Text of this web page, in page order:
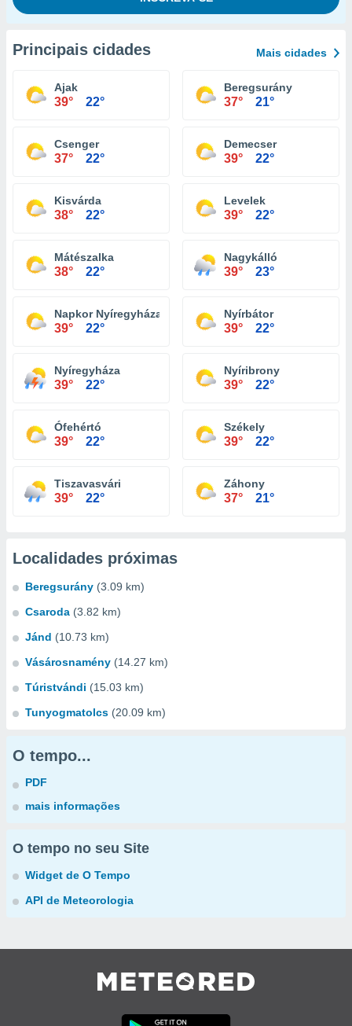
Principais cidades Mais cidades
Ajak
39° 22°
Beregsurány
37° 21°
Csenger
37° 22°
Demecser
39° 22°
Kisvárda
38° 22°
Levelek
39° 22°
Mátészalka
38° 22°
Nagykálló
39° 23°
Napkor Nyíregyháza
39° 22°
Nyírbátor
39° 22°
Nyíregyháza
39° 22°
Nyíribrony
39° 22°
Ófehértó
39° 22°
Székely
39° 22°
Tiszavasvári
39° 22°
Záhony
37° 21°
Localidades próximas
Beregsurány (3.09 km)
Csaroda (3.82 km)
Jánd (10.73 km)
Vásárosnamény (14.27 km)
Túristvándi (15.03 km)
Tunyogmatolcs (20.09 km)
O tempo...
PDF
mais informações
O tempo no seu Site
Widget de O Tempo
API de Meteorologia